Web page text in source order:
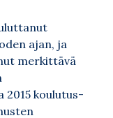
ajan, ja
merkittävä
koulutus-